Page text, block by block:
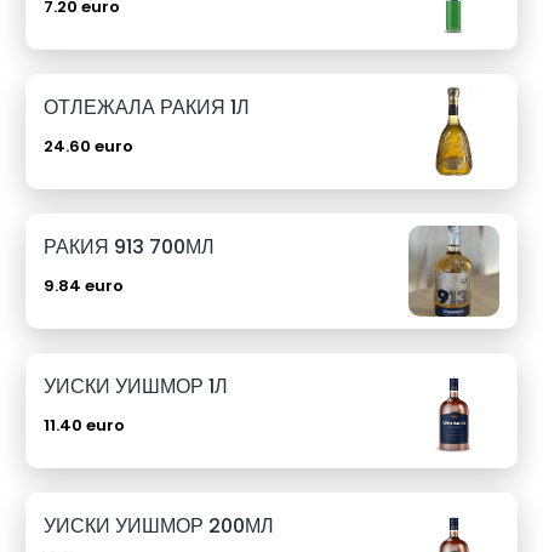
7.20 euro
ОТЛЕЖАЛА РАКИЯ 1Л
24.60 euro
РАКИЯ 913 700МЛ
9.84 euro
УИСКИ УИШМОР 1Л
11.40 euro
УИСКИ УИШМОР 200МЛ